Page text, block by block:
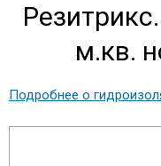
м.кв.
Подробнее о